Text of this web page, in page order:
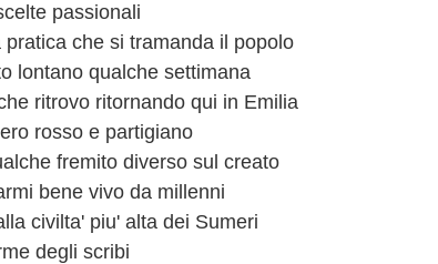
passionali
che si tramanda il popolo
lontano qualche settimana
ritrovo ritornando qui in Emilia
rosso e partigiano
fremito diverso sul creato
bene vivo da millenni
civilta' piu' alta dei Sumeri
degli scribi